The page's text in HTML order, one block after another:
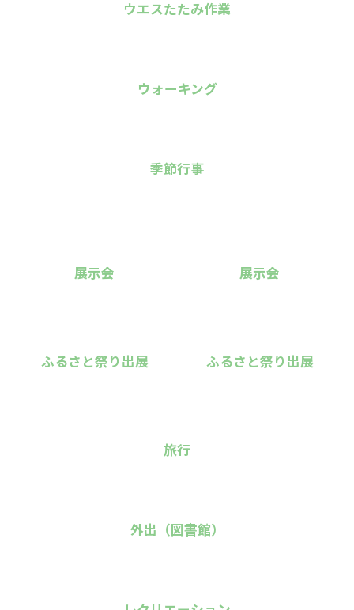
ウエスたたみ作業
ウォーキング
季節行事
展示会 展示会
ふるさと祭り出展 ふるさと祭り出展
旅行
外出（図書館）